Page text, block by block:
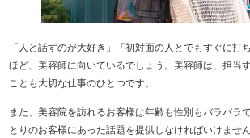
「人と話すのが大好き」「初対面の人とでもすぐに打
ほど、美容師に向いているでしょう。美容師は、担当
ことも大切な仕事のひとつです。
また、美容院を訪れるお客様は年齢も性別もバラバラ
とりのお客様にあった話題を提供しなければいけませ